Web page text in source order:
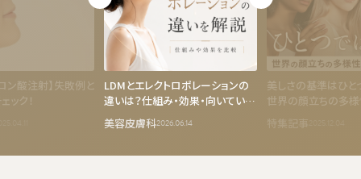
ン酸注射】失敗例と
ック！
LDMとエレクトロポレーションの
違いは？仕組み・効果・向いている
悩みを比較解説
美容皮膚科2026.06.14
美しさの基準はひと
世界の顔立ちの多
違い
特集記事